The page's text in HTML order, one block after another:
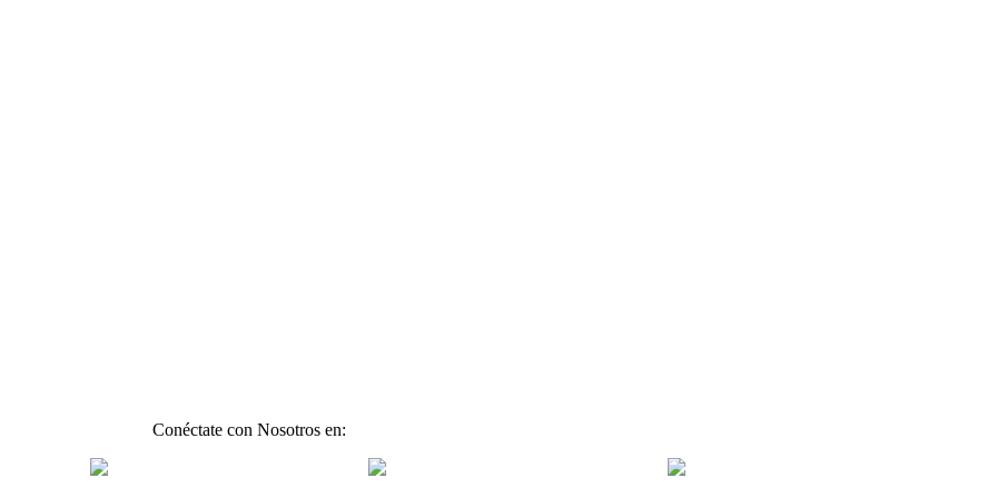
Conéctate con Nosotros en: